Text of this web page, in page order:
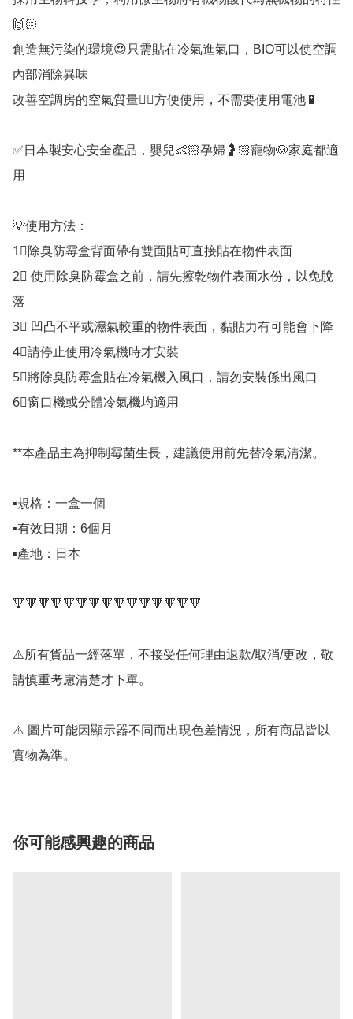
🙌🏻
創造無污染的環境😍只需貼在冷氣進氣口，BIO可以使空調
內部消除異味
改善空調房的空氣質量👍🏻方便使用，不需要使用電池🔋
✅日本製安心安全產品，嬰兒👶🏻孕婦🤰🏻寵物🐶家庭都適
用
💡使用方法：
1⃣除臭防霉盒背面帶有雙面貼可直接貼在物件表面
2⃣ 使用除臭防霉盒之前，請先擦乾物件表面水份，以免脫
落
3⃣ 凹凸不平或濕氣較重的物件表面，黏貼力有可能會下降
4⃣請停止使用冷氣機時才安裝
5⃣將除臭防霉盒貼在冷氣機入風口，請勿安裝係出風口
6⃣窗口機或分體冷氣機均適用
**本產品主為抑制霉菌生長，建議使用前先替冷氣清潔。
▪️規格：一盒一個
▪️有效日期：6個月
▪️產地：日本
🔻🔻🔻🔻🔻🔻🔻🔻🔻🔻🔻🔻🔻🔻🔻
⚠️所有貨品一經落單，不接受任何理由退款/取消/更改，敬
請慎重考慮清楚才下單。
⚠️ 圖片可能因顯示器不同而出現色差情況，所有商品皆以
實物為準。
你可能感興趣的商品